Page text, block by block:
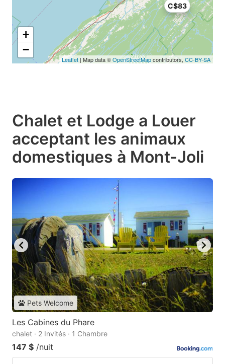
C$83
+
−
Leaflet | Map data ©OpenStreetMapcontributors, CC-BY-SA
Chalet et Lodge a Louer
acceptant les animaux
domestiques à Mont-Joli
Pets Welcome
Les Cabines du Phare
chalet · 2 Invités · 1 Chambre
147 $ /nuit